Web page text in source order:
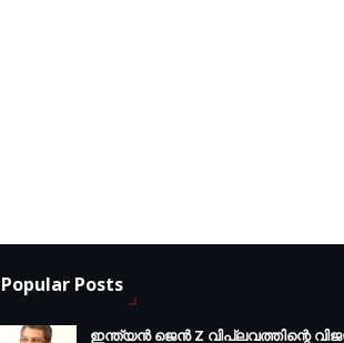
Popular Posts
ഇന്ത്യൻ ജെൻ Z വിപ്ലവത്തിന്റെ